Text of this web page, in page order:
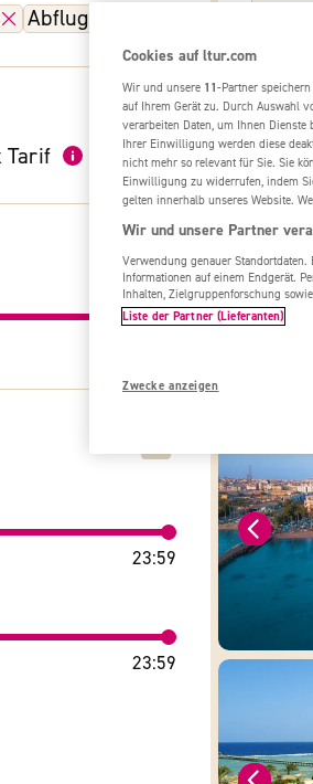
Abflug heute
Tarif
23:59
23:59
Cookies auf ltur.com
Wir und unsere 11-Partner
auf Ihrem Gerät zu. Durch Auswahl
verarbeiten Daten, um Ihnen
Ihrer Einwilligung werden diese
nicht mehr so relevant für Sie. Sie
Einwilligung zu widerrufen, indem
gelten innerhalb unseres Website.
Wir und unsere Partner
Verwendung genauer
Informationen auf einem Endgerät.
Inhalten, Zielgruppenforschung
Liste der Partner (Lieferanten)
Zwecke anzeigen